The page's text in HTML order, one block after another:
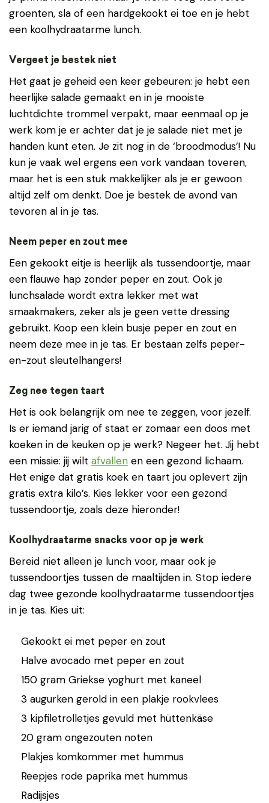
groenten, sla of een hardgekookt ei toe en je hebt
een koolhydraatarme lunch.
Vergeet je bestek niet
Het gaat je geheid een keer gebeuren: je hebt een
heerlijke salade gemaakt en in je mooiste
luchtdichte trommel verpakt, maar eenmaal op je
werk kom je er achter dat je je salade niet met je
handen kunt eten. Je zit nog in de ‘broodmodus’! Nu
kun je vaak wel ergens een vork vandaan toveren,
maar het is een stuk makkelijker als je er gewoon
altijd zelf om denkt. Doe je bestek de avond van
tevoren al in je tas.
Neem peper en zout mee
Een gekookt eitje is heerlijk als tussendoortje, maar
een flauwe hap zonder peper en zout. Ook je
lunchsalade wordt extra lekker met wat
smaakmakers, zeker als je geen vette dressing
gebruikt. Koop een klein busje peper en zout en
neem deze mee in je tas. Er bestaan zelfs peper-
en-zout sleutelhangers!
Zeg nee tegen taart
Het is ook belangrijk om nee te zeggen, voor jezelf.
Is er iemand jarig of staat er zomaar een doos met
koeken in de keuken op je werk? Negeer het. Jij hebt
een missie: jij wilt afvallen en een gezond lichaam.
Het enige dat gratis koek en taart jou oplevert zijn
gratis extra kilo’s. Kies lekker voor een gezond
tussendoortje, zoals deze hieronder!
Koolhydraatarme snacks voor op je werk
Bereid niet alleen je lunch voor, maar ook je
tussendoortjes tussen de maaltijden in. Stop iedere
dag twee gezonde koolhydraatarme tussendoortjes
in je tas. Kies uit:
Gekookt ei met peper en zout
Halve avocado met peper en zout
150 gram Griekse yoghurt met kaneel
3 augurken gerold in een plakje rookvlees
3 kipfiletrolletjes gevuld met hüttenkäse
20 gram ongezouten noten
Plakjes komkommer met hummus
Reepjes rode paprika met hummus
Radijsjes